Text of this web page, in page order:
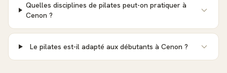
Quelles disciplines de pilates peut-on pratiquer à
Cenon ?
Le pilates est-il adapté aux débutants à Cenon ?